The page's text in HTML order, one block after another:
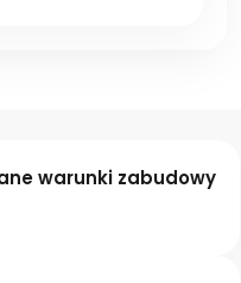
warunki zabudowy